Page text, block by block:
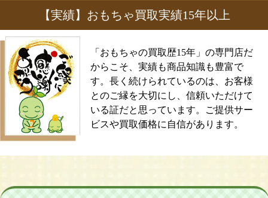
【実績】おもちゃ買取実績15年以上
「おもちゃの買取歴15年」の専門店だ
からこそ、実績も商品知識も豊富で
す。長く続けられているのは、お客様
とのご縁を大切にし、信頼いただけて
いる証だと思っています。ご提供サー
ビスや買取価格に自信があります。